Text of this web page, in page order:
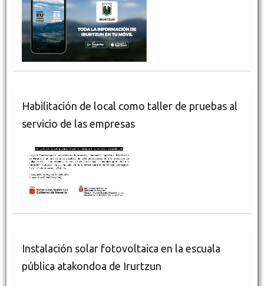
Habilitación de local como taller de pruebas al
servicio de las empresas
Instalación solar fotovoltaica en la escuala
pública atakondoa de Irurtzun